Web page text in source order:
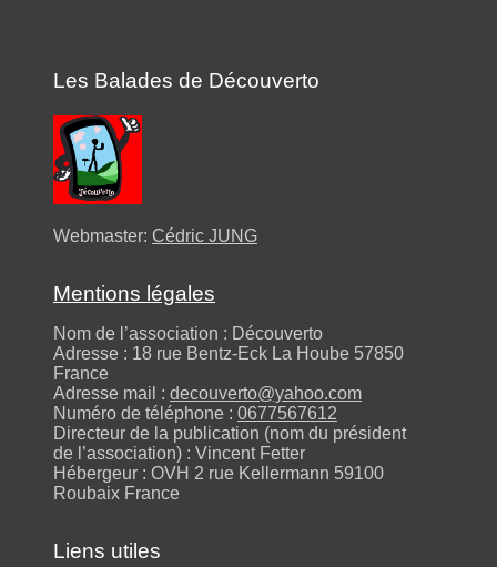
Les Balades de Découverto
Webmaster: Cédric JUNG
Mentions légales
Nom de l’association : Découverto
Adresse : 18 rue Bentz-Eck La Hoube 57850
France
Adresse mail : decouverto@yahoo.com
Numéro de téléphone : 0677567612
Directeur de la publication (nom du président
de l’association) : Vincent Fetter
Hébergeur : OVH 2 rue Kellermann 59100
Roubaix France
Liens utiles